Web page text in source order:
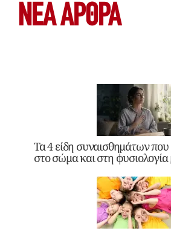
ΝΕΑ ΆΡΘΡΑ
Τα 4 είδη συναισθημάτων
στο σώμα και στη φυσιολογία